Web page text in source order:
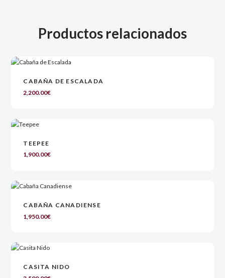
Productos relacionados
CABAÑA DE ESCALADA
2,200.00€
TEEPEE
1,900.00€
CABAÑA CANADIENSE
1,950.00€
CASITA NIDO